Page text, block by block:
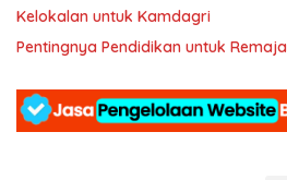
Kelokalan untuk Kamdagri
Pentingnya Pendidikan untuk Remaja